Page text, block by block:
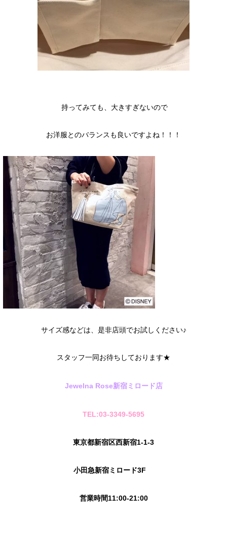
持ってみても、大きすぎないので
お洋服とのバランスも良いですよね！！！
サイズ感などは、是非店頭でお試しください♪
スタッフ一同お待ちしております★
Jewelna Rose新宿ミロード店
TEL:03-3349-5695
東京都新宿区西新宿1-1-3
小田急新宿ミロード3F
営業時間11:00-21:00